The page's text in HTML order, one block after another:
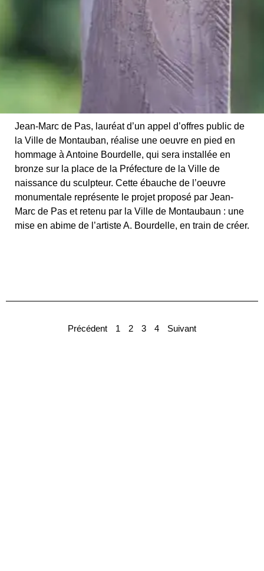
Jean-Marc de Pas, lauréat d’un appel d’offres public de
la Ville de Montauban, réalise une oeuvre en pied en
hommage à Antoine Bourdelle, qui sera installée en
bronze sur la place de la Préfecture de la Ville de
naissance du sculpteur. Cette ébauche de l’oeuvre
monumentale représente le projet proposé par Jean-
Marc de Pas et retenu par la Ville de Montaubaun : une
mise en abime de l’artiste A. Bourdelle, en train de créer.
Précédent 1 2 3 4 Suivant